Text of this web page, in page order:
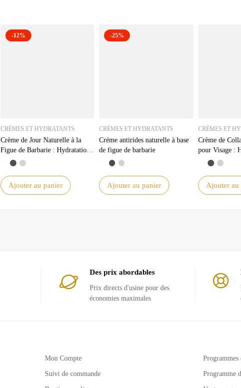
-12%
CRÈMES ET HYDRATANTS
Crème de Jour Naturelle à la
Figue de Barbarie : Hydratation
et Éclat pour le Visage
Ajouter au panier
-25%
CRÈMES ET HYDRATANTS
Créme antirides naturelle à base
de figue de barbarie
Ajouter au panier
CRÈMES ET
Crème de
pour Visage :
Anti-Âge
Ajouter au
Des prix abordables
Prix ​​directs d'usine pour des
économies maximales
Mon Compte
Suivi de commande
Programmes
Programme